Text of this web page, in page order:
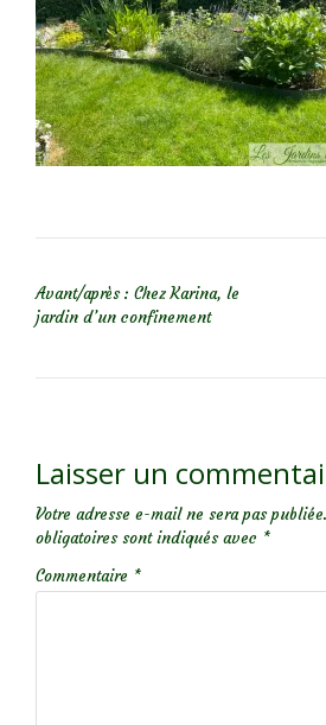
Avant/après : Chez Karina, le
jardin d’un confinement
Laisser un
Votre adresse e-mail ne sera pas publiée.
obligatoires sont indiqués avec *
Commentaire *